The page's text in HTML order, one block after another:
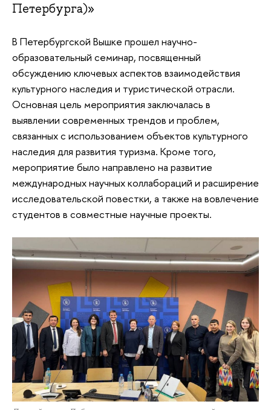
Петербурга)»
В Петербургской Вышке прошел научно-
образовательный семинар, посвященный
обсуждению ключевых аспектов взаимодействия
культурного наследия и туристической отрасли.
Основная цель мероприятия заключалась в
выявлении современных трендов и проблем,
связанных с использованием объектов культурного
наследия для развития туризма. Кроме того,
мероприятие было направлено на развитие
международных научных коллабораций и расширение
исследовательской повестки, а также на вовлечение
студентов в совместные научные проекты.